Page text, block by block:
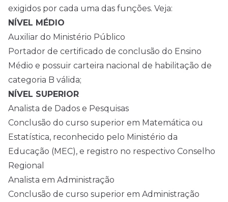
exigidos por cada uma das funções. Veja:
NÍVEL MÉDIO
Auxiliar do Ministério Público
Portador de certificado de conclusão do Ensino
Médio e possuir carteira nacional de habilitação de
categoria B válida;
NÍVEL SUPERIOR
Analista de Dados e Pesquisas
Conclusão do curso superior em Matemática ou
Estatística, reconhecido pelo Ministério da
Educação (MEC), e registro no respectivo Conselho
Regional
Analista em Administração
Conclusão de curso superior em Administração